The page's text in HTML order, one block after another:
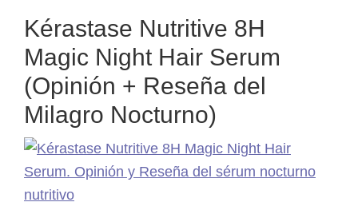
Skala
Mais
Cachos:
opinión
y
reseña
Kérastase Nutritive 8H
Magic Night Hair Serum
(Opinión + Reseña del
Milagro Nocturno)